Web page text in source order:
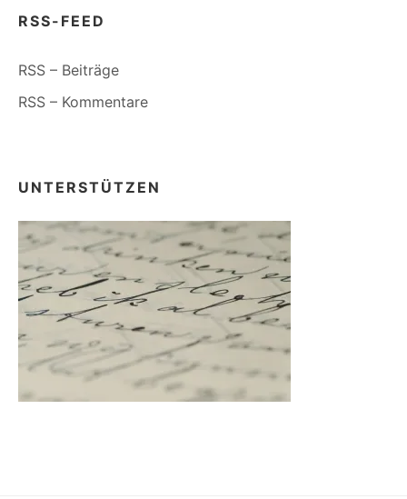
RSS-FEED
RSS – Beiträge
RSS – Kommentare
UNTERSTÜTZEN